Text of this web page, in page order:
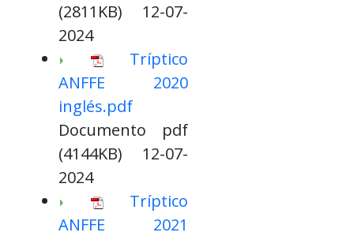
(2811KB) 12-07-
2024
Tríptico
ANFFE 2020
inglés.pdf
Documento pdf
(4144KB) 12-07-
2024
Tríptico
ANFFE 2021